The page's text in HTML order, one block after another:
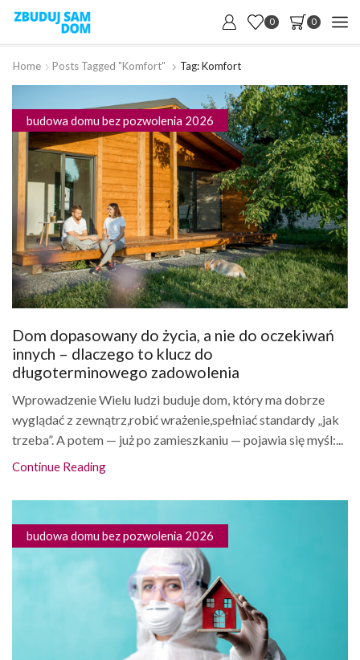
0 0
Home Posts Tagged "komfort" Tag: Komfort
budowa domu bez pozwolenia 2026
Dom dopasowany do życia, a nie do oczekiwań
innych – dlaczego to klucz do
długoterminowego zadowolenia
Wprowadzenie Wielu ludzi buduje dom, który ma dobrze
wyglądać z zewnątrz,robić wrażenie,spełniać standardy „jak
trzeba”. A potem — już po zamieszkaniu — pojawia się myśl:...
Continue Reading
budowa domu bez pozwolenia 2026